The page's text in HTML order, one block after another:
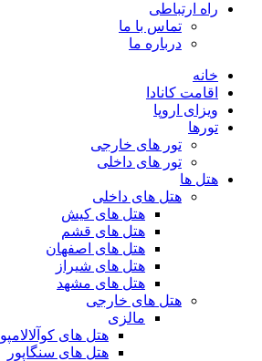
راه ارتباطی
تماس با ما
درباره ما
خانه
اقامت کانادا
ویزای اروپا
تورها
تور های خارجی
تور های داخلی
هتل ها
هتل های داخلی
هتل های کیش
هتل های قشم
هتل های اصفهان
هتل های شیراز
هتل های مشهد
هتل های خارجی
مالزی
هتل های کوآلالامپو
هتل های سنگاپور